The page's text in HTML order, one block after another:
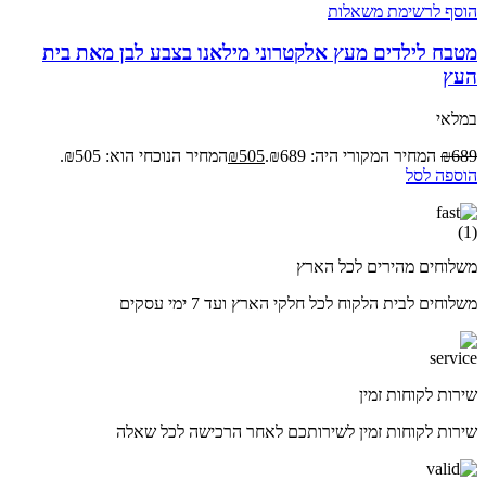
הוסף לרשימת משאלות
מטבח לילדים מעץ אלקטרוני מילאנו בצבע לבן מאת בית
העץ
במלאי
₪689 המחיר המקורי היה: ₪689. ₪505
המחיר הנוכחי הוא: ₪505.
הוספה לסל
משלוחים מהירים לכל הארץ
משלוחים לבית הלקוח לכל חלקי הארץ ועד 7 ימי עסקים
שירות לקוחות זמין
שירות לקוחות זמין לשירותכם לאחר הרכישה לכל שאלה